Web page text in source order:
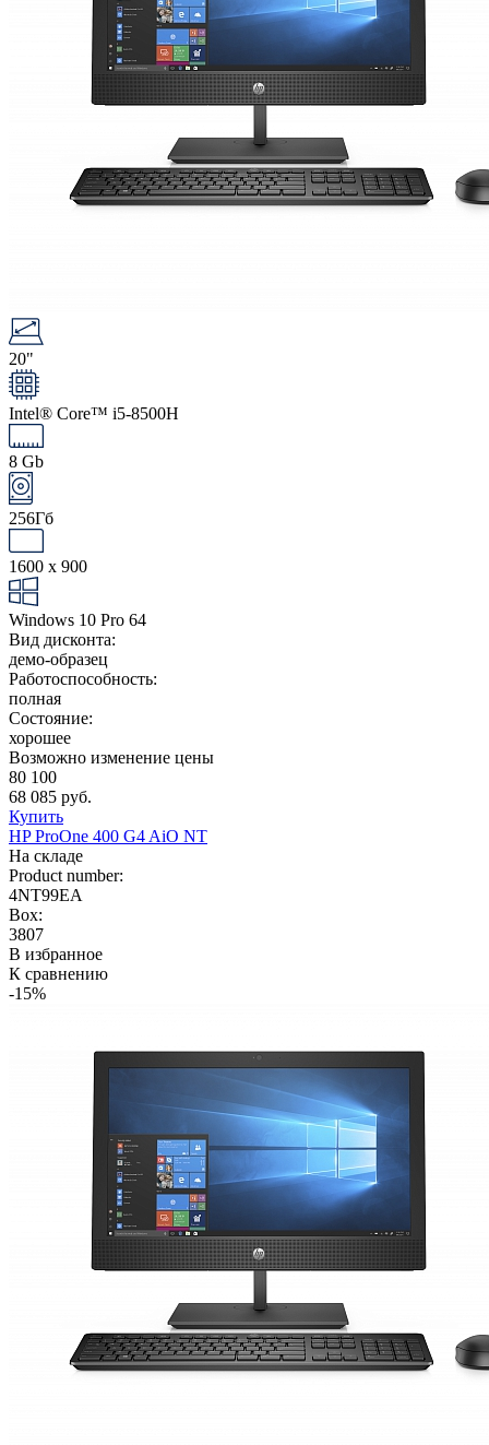
20"
Intel® Core™ i5-8500H
8 Gb
256Гб
1600 x 900
Windows 10 Pro 64
Вид дисконта:
демо-образец
Работоспособность:
полная
Состояние:
хорошее
Возможно изменение цены
80 100
68 085 руб.
Купить
HP ProOne 400 G4 AiO NT
На складе
Product number:
4NT99EA
Box:
3807
В избранное
К сравнению
-15%